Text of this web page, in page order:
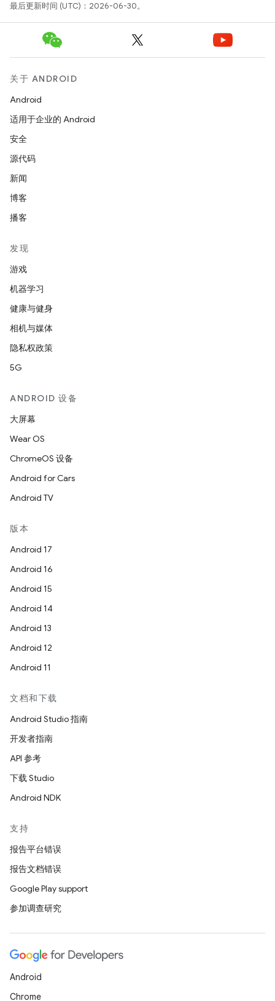
最后更新时间 (UTC)：2026-06-30。
关于 ANDROID
Android
适用于企业的 Android
安全
源代码
新闻
博客
播客
发现
游戏
机器学习
健康与健身
相机与媒体
隐私权政策
5G
ANDROID 设备
大屏幕
Wear OS
ChromeOS 设备
Android for Cars
Android TV
版本
Android 17
Android 16
Android 15
Android 14
Android 13
Android 12
Android 11
文档和下载
Android Studio 指南
开发者指南
API 参考
下载 Studio
Android NDK
支持
报告平台错误
报告文档错误
Google Play support
参加调查研究
Android
Chrome